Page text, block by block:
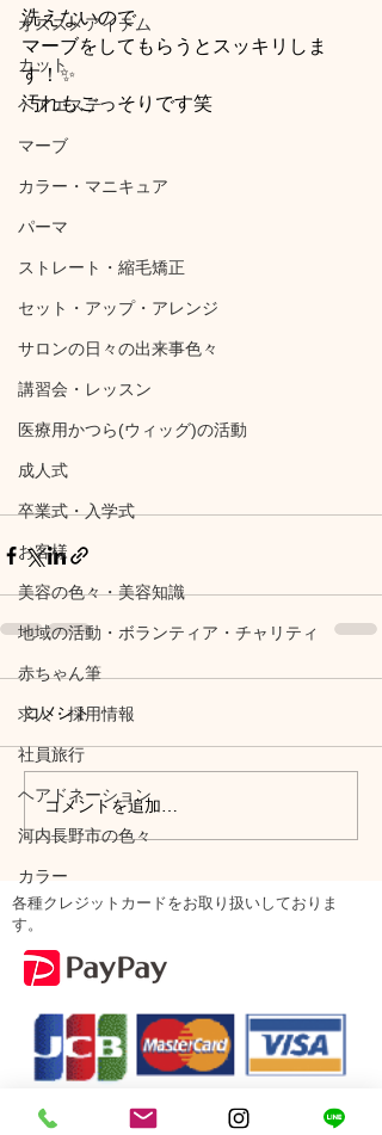
オススメアイテム
カット
ヘアエステ
マーブ
カラー・マニキュア
パーマ
ストレート・縮毛矯正
セット・アップ・アレンジ
サロンの日々の出来事色々
講習会・レッスン
医療用かつら(ウィッグ)の活動
成人式
卒業式・入学式
お客様
美容の色々・美容知識
地域の活動・ボランティア・チャリティ
赤ちゃん筆
求人・採用情報
社員旅行
ヘアドネーション
河内長野市の色々
カラー
洗えないので
マーブをしてもらうとスッキリしま
す！✨
汚れもごっそりです笑
コメント
コメントを追加…
各種クレジットカードをお取り扱いしておりま
す。